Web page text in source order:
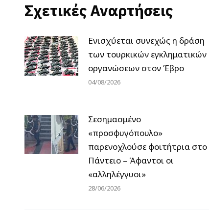
Σχετικές Αναρτήσεις
Ενισχύεται συνεχώς η δράση
των τουρκικών εγκληματικών
οργανώσεων στον Έβρο
04/08/2026
Σεσημασμένο
«προσφυγόπουλο»
παρενοχλούσε φοιτήτρια στο
Πάντειο – Άφαντοι οι
«αλληλέγγυοι»
28/06/2026